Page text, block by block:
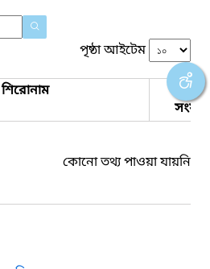
পৃষ্ঠা আইটেম
শিরোনাম
কোনো তথ্য পাওয়া যায়নি।